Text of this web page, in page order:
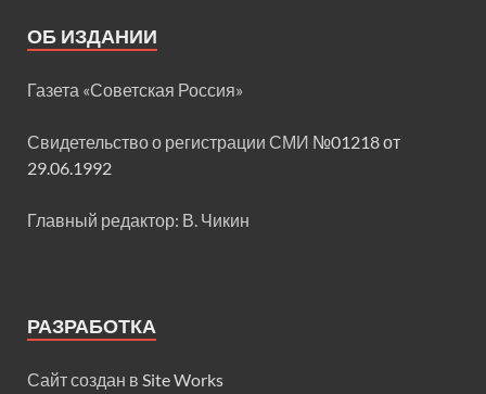
ОБ ИЗДАНИИ
Газета «Советская Россия»
Свидетельство о регистрации СМИ №01218 от
29.06.1992
Главный редактор: В. Чикин
РАЗРАБОТКА
Сайт создан в Site Works